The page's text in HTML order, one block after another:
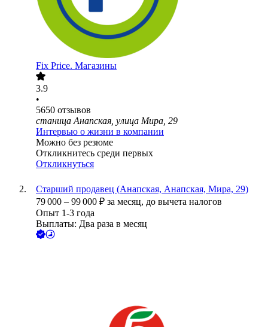
Fix Price. Магазины
3.9
•
5650 отзывов
станица Анапская, улица Мира, 29
Интервью о жизни в компании
Можно без резюме
Откликнитесь среди первых
Откликнуться
Старший продавец (Анапская, Анапская, Мира, 29)
79 000 – 99 000 ₽ за месяц, до вычета налогов
Опыт 1-3 года
Выплаты: Два раза в месяц